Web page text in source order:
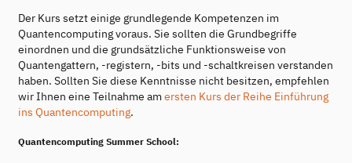
Der Kurs setzt einige grundlegende Kompetenzen im
Quantencomputing voraus. Sie sollten die Grundbegriffe
einordnen und die grundsätzliche Funktionsweise von
Quantengattern, -registern, -bits und -schaltkreisen verstanden
haben. Sollten Sie diese Kenntnisse nicht besitzen, empfehlen
wir Ihnen eine Teilnahme amersten Kurs der Reihe Einführung
ins Quantencomputing.
Quantencomputing Summer School: